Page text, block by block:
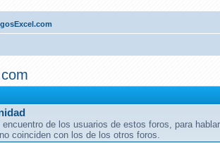
encuentro de los usuarios de estos foros, para
coinciden con los de los otros foros.